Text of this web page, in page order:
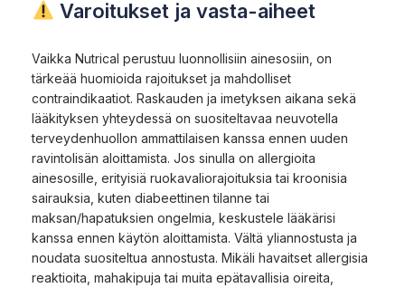
Varoitukset ja vasta-aiheet
Vaikka Nutrical perustuu luonnollisiin ainesosiin, on
tärkeää huomioida rajoitukset ja mahdolliset
contraindikaatiot. Raskauden ja imetyksen aikana sekä
lääkityksen yhteydessä on suositeltavaa neuvotella
terveydenhuollon ammattilaisen kanssa ennen uuden
ravintolisän aloittamista. Jos sinulla on allergioita
ainesosille, erityisiä ruokavaliorajoituksia tai kroonisia
sairauksia, kuten diabeettinen tilanne tai
maksan/hapatuksien ongelmia, keskustele lääkärisi
kanssa ennen käytön aloittamista. Vältä yliannostusta ja
noudata suositeltua annostusta. Mikäli havaitset allergisia
reaktioita, mahakipuja tai muita epätavallisia oireita,